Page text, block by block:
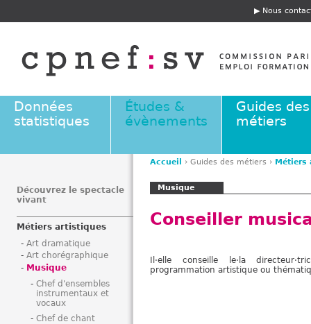
E
t
ê
e
Nous
Données
statistiques
Études &
évènements
Guides des
métiers
s
e
s
Accueil › Guides des métiers › Métiers
Musique
Conseiller
Il·elle conseille le·la
programmation artistique ou
Découvrez le spectacle
vivant
Métiers artistiques
Art dramatique
Art chorégraphique
Musique
Chef d'ensembles
instrumentaux et
vocaux
Chef de chant